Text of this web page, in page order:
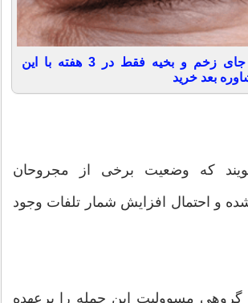
کاهش چشمگیر جای زخم و بخیه فقط در 3 هفته با این
بعد خرید
که وضعیت برخی از مجروحان
و احتمال افزایش شمار تلفات وجود
مسوولیت این حمله را برعهده